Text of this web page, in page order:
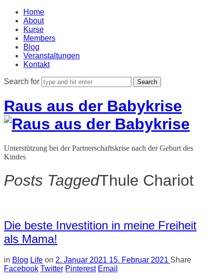
Home
About
Kurse
Members
Blog
Veranstaltungen
Kontakt
Search for
Raus aus der Babykrise
Unterstützung bei der Partnerschaftskrise nach der Geburt des
Kindes
Posts TaggedThule Chariot
Die beste Investition in meine Freiheit
als Mama!
in Blog Life on 2. Januar 2021 15. Februar 2021 Share
Facebook Twitter Pinterest Email